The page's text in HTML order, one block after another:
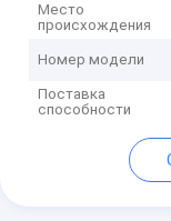
Место
происхождения
Номер модели
Поставка
способности